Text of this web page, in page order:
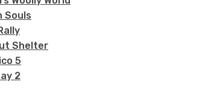
Souls
Shelter
5
2